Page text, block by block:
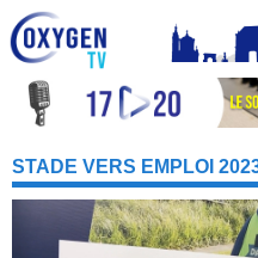
STADE VERS EMPLOI